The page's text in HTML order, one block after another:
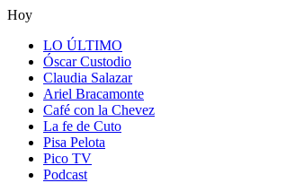
Hoy
LO ÚLTIMO
Óscar Custodio
Claudia Salazar
Ariel Bracamonte
Café con la Chevez
La fe de Cuto
Pisa Pelota
Pico TV
Podcast